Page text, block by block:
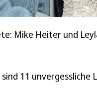
Mike Heiter und
sind 11